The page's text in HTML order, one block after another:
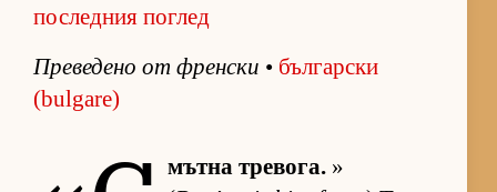
последния поглед
Пре­ве­дено от френ­ски • бъл­гар­ски
(bulgare)
мътна тре­во­га. »